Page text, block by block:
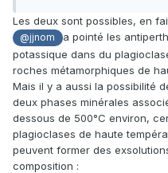
Les deux sont possibles, en
@jjnom
a pointé les
potassique dans du
roches métamorphiques de
Mais il y a aussi la possibilité
deux phases minérales
dessous de 500°C environ,
plagioclases de haute
peuvent former des
composition :